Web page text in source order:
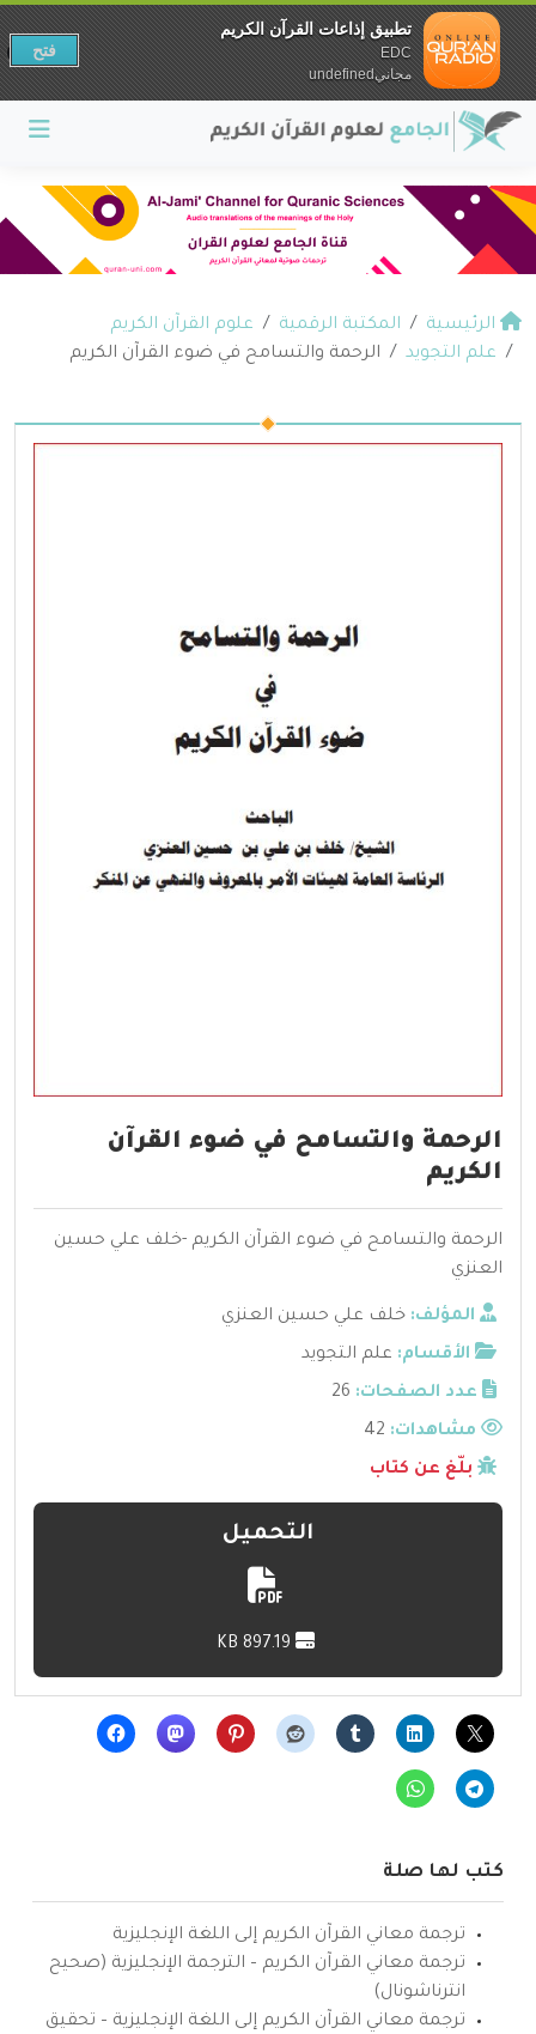
الرئيسية المكتبة الرقمية
علوم القرآن الكريم
علم التجويد
الرحمة والتسامح في ضوء القرآن الكريم
الرحمة والتسامح في ضوء القرآن
الكريم
الرحمة والتسامح في ضوء القرآن الكريم -خلف علي حسين
العنزي
المؤلف: خلف علي حسين العنزي
الأقسام: علم التجويد
عدد الصفحات: 26
مشاهدات:
بلّغ عن كتاب
التحميل
كتب لها صلة
ترجمة معاني القرآن الكريم إلى اللغة الإنجليزية
ترجمة معاني القرآن الكريم – الترجمة الإنجليزية (صحيح
انترناشونال)
ترجمة معاني القرآن الكريم إلى اللغة الإنجليزية – تحقيق
تطبيق إذاعات القرآن الكريم
EDC
مجانيundefined
فتح